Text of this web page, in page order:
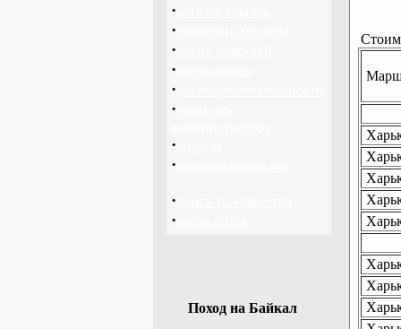
·
·
·
·
·
·
·
·
·
·
Поход на Байкал